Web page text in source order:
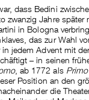
dass Bedini
zwanzig Jahre später
in Bologna
das zur Wahl
jedem Advent mit
– in seinen
, ab 1772 als
Position an den
die